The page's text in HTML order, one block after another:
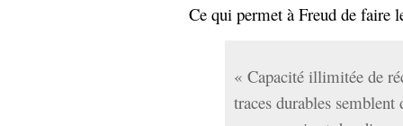
Ce qui permet à Freud de faire
« Capacité illimitée de
traces durables